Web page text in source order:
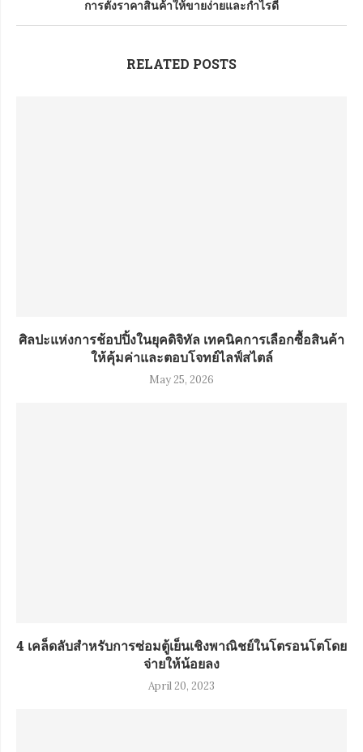
การตั้งราคาสินค้าให้ขายง่ายและกำไรดี
RELATED POSTS
ศิลปะแห่งการช้อปปิ้งในยุคดิจิทัล เทคนิคการเลือกซื้อสินค้า
ให้คุ้มค่าและตอบโจทย์ไลฟ์สไตล์
May 25, 2026
4 เคล็ดลับสำหรับการซ่อมตู้เย็นเชิงพาณิชย์ในโตรอนโตโดย
จ่ายให้น้อยลง
April 20, 2023